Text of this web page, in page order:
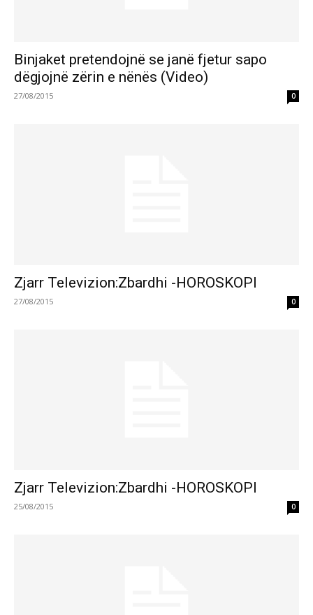
Binjaket pretendojnë se janë fjetur sapo
dëgjojnë zërin e nënës (Video)
27/08/2015 0
Zjarr Televizion:Zbardhi -HOROSKOPI
27/08/2015 0
Zjarr Televizion:Zbardhi -HOROSKOPI
25/08/2015 0